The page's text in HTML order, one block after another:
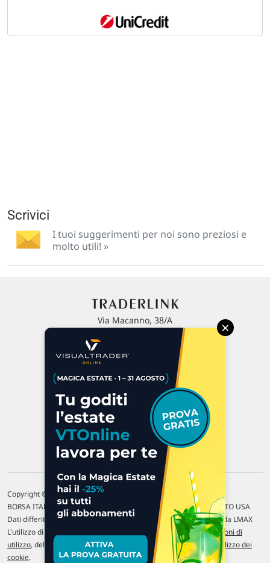
Scrivici
I tuoi suggerimenti per noi sono preziosi e
molto utili! »
Via Macanno, 38/A
P.IVA 02 452 460 401
Chi siamo
Commenti e segnalazioni
Contattaci
Copyright © 1996-2026 Traderlink Italia s.r.l.
BORSA ITALIANA Quotazioni di borsa differite di 15 min. / MERCATO USA
Dati differiti di 15 min. (fonte Intrinio) / FOREX Quotazioni fornite da LMAX
L'utilizzo di questo sito implica l'accettazione delle nostre Condizioni di
utilizzo, del Disclaimer MAR, delle Politiche sulla privacye dell' Utilizzo dei
cookie.
×